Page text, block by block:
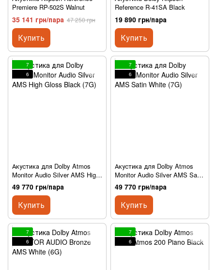
Premiere RP-502S Walnut
35 141 грн/пара 47 250 грн
Купить
Reference R-41SA Black
19 890 грн/пара
Купить
7
6
Акустика для Dolby Atmos
Monitor Audio Silver AMS High
Gloss Black (7G)
49 770 грн/пара
Купить
7
6
Акустика для Dolby Atmos
Monitor Audio Silver AMS Satin
White (7G)
49 770 грн/пара
Купить
7
6
7
6